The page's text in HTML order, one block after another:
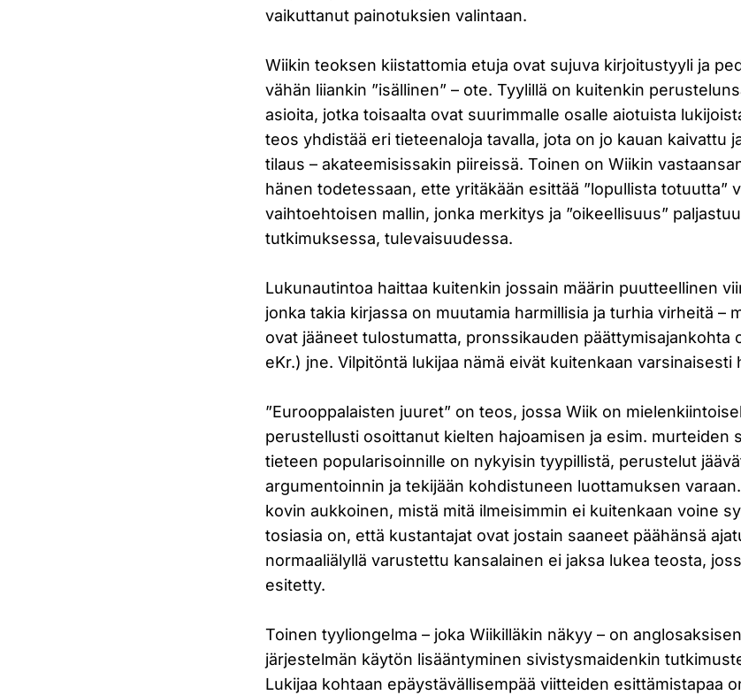
vaikuttanut painotuksien valintaan.
Wiikin teoksen kiistattomia etuja ovat sujuva kirjoitustyyli ja
vähän liiankin ”isällinen” – ote. Tyylillä on kuitenkin
asioita, jotka toisaalta ovat suurimmalle osalle aiotuista
teos yhdistää eri tieteenaloja tavalla, jota on jo kauan kaivattu
tilaus – akateemisissakin piireissä. Toinen on Wiikin
hänen todetessaan, ette yritäkään esittää ”lopullista totuutta”
vaihtoehtoisen mallin, jonka merkitys ja ”oikeellisuus”
tutkimuksessa, tulevaisuudessa.
Lukunautintoa haittaa kuitenkin jossain määrin puutteellinen
jonka takia kirjassa on muutamia harmillisia ja turhia virheitä –
ovat jääneet tulostumatta, pronssikauden päättymisajankohta
eKr.) jne. Vilpitöntä lukijaa nämä eivät kuitenkaan varsinaisesti
”Eurooppalaisten juuret” on teos, jossa Wiik on
perustellusti osoittanut kielten hajoamisen ja esim. murteiden
tieteen popularisoinnille on nykyisin tyypillistä, perustelut
argumentoinnin ja tekijään kohdistuneen luottamuksen
kovin aukkoinen, mistä mitä ilmeisimmin ei kuitenkaan voine
tosiasia on, että kustantajat ovat jostain saaneet päähänsä
normaaliälyllä varustettu kansalainen ei jaksa lukea teosta,
esitetty.
Toinen tyyliongelma – joka Wiikilläkin näkyy – on
järjestelmän käytön lisääntyminen sivistysmaidenkin
Lukijaa kohtaan epäystävällisempää viitteiden esittämistapaa